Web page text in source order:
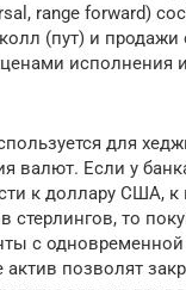
range forward)
(пут) и продажи
исполнения
для
валют. Если у
к доллару США, к
то
с
позволят